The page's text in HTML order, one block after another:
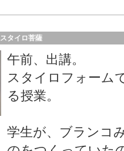
スタイロ菩薩
午前、出講。
スタイロフォーム
る授業。
学生が、ブランコ